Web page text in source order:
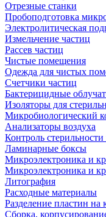
Отрезные станки
Пробоподготовка
Электролитическая
Измельчение частиц
Рассев частиц
Чистые помещения
Одежда для чистых
Счетчики частиц
Бактерицидные
Изоляторы для
Микробиологический
Анализаторы воздуха
Контроль
Ламинарные боксы
Микроэлектроника и
Микроэлектроника и
Литография
Расходные материалы
Разделение пластин на
Сборка,